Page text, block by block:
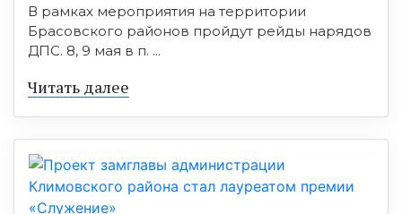
В рамках мероприятия на территории
Брасовского районов пройдут рейды нарядов
ДПС. 8, 9 мая в п. ...
Читать далее